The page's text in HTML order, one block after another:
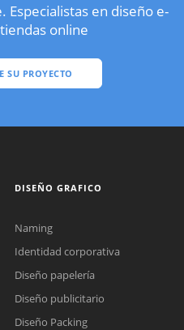
en diseño e-
online
SU PROYECTO
DISEÑO GRAFICO
Naming
Identidad corporativa
Diseño papelería
Diseño publicitario
Diseño Packing